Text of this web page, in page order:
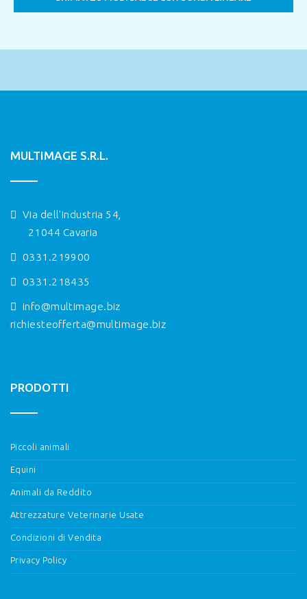
MULTIMAGE S.R.L.
Via dell'Industria 54,
21044 Cavaria
0331.219900
0331.218435
info@multimage.biz
richiesteofferta@multimage.biz
PRODOTTI
Piccoli animali
Equini
Animali da Reddito
Attrezzature Veterinarie Usate
Condizioni di Vendita
Privacy Policy